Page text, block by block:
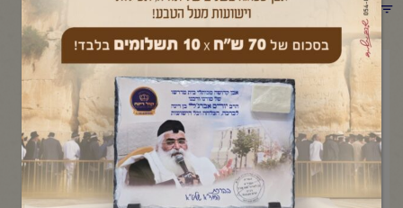
תפריט קטגוריות
הרב יורם אברג'ל-המסר היומי -אם
זה לא הבעל שם טוב, זה לא בא
בחשבון- ז' סיון תשפ"ה
מאי 24, 2026